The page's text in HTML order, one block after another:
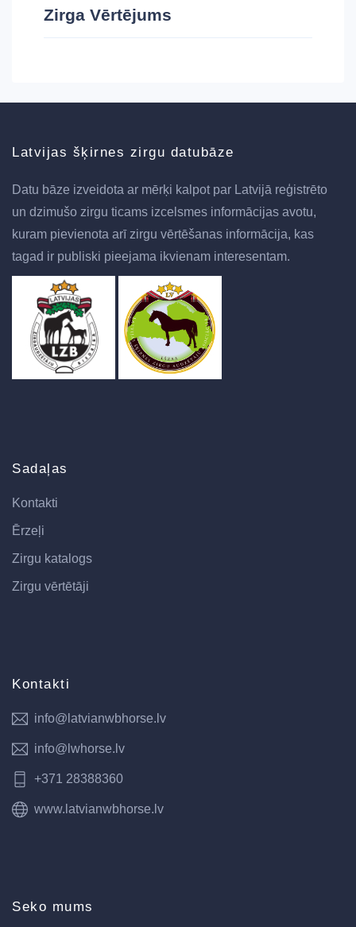
Zirga Vērtējums
Latvijas šķirnes zirgu datubāze
Datu bāze izveidota ar mērķi kalpot par Latvijā reģistrēto
un dzimušo zirgu ticams izcelsmes informācijas avotu,
kuram pievienota arī zirgu vērtēšanas informācija, kas
tagad ir publiski pieejama ikvienam interesentam.
Sadaļas
Kontakti
Ērzeļi
Zirgu katalogs
Zirgu vērtētāji
Kontakti
info@latvianwbhorse.lv
info@lwhorse.lv
+371 28388360
www.latvianwbhorse.lv
Seko mums